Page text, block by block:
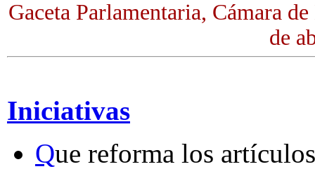
Gaceta Parlamentaria, Cámara
de
Iniciativas
Que reforma los